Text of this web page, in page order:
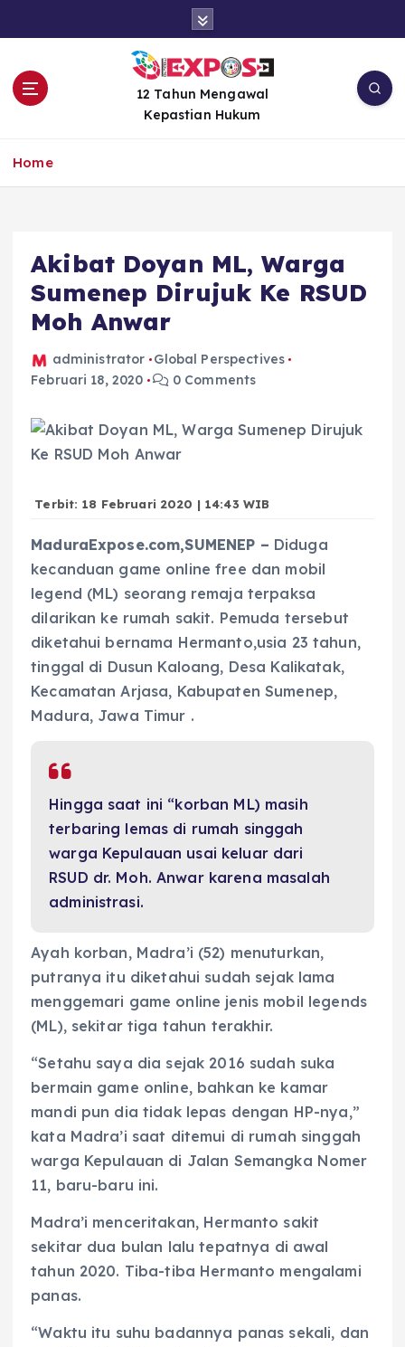
12 Tahun Mengawal
Kepastian Hukum
Home
Akibat Doyan ML, Warga
Sumenep Dirujuk Ke RSUD
Moh Anwar
administrator
Global Perspectives
Februari 18, 2020
0 Comments
Terbit: 18 Februari 2020 | 14:43 WIB
MaduraExpose.com,SUMENEP – Diduga
kecanduan game online free dan mobil
legend (ML) seorang remaja terpaksa
dilarikan ke rumah sakit. Pemuda tersebut
diketahui bernama Hermanto,usia 23 tahun,
tinggal di Dusun Kaloang, Desa Kalikatak,
Kecamatan Arjasa, Kabupaten Sumenep,
Madura, Jawa Timur .
Hingga saat ini “korban ML) masih
terbaring lemas di rumah singgah
warga Kepulauan usai keluar dari
RSUD dr. Moh. Anwar karena masalah
administrasi.
Ayah korban, Madra’i (52) menuturkan,
putranya itu diketahui sudah sejak lama
menggemari game online jenis mobil legends
(ML), sekitar tiga tahun terakhir.
“Setahu saya dia sejak 2016 sudah suka
bermain game online, bahkan ke kamar
mandi pun dia tidak lepas dengan HP-nya,”
kata Madra’i saat ditemui di rumah singgah
warga Kepulauan di Jalan Semangka Nomer
11, baru-baru ini.
Madra’i menceritakan, Hermanto sakit
sekitar dua bulan lalu tepatnya di awal
tahun 2020. Tiba-tiba Hermanto mengalami
panas.
“Waktu itu suhu badannya panas sekali, dan